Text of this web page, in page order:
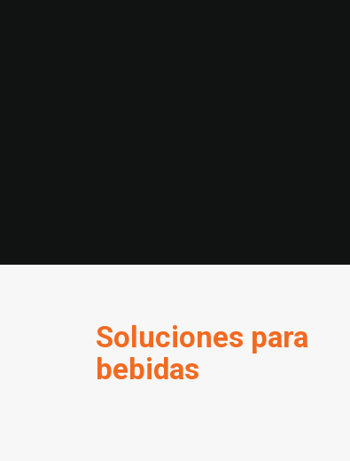
Soluciones para
bebidas